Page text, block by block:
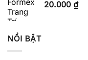
20.000 ₫
NỔI BẬT